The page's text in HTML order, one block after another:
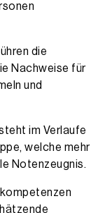
die
Nachweise für
und
im Verlaufe
welche mehr
Notenzeugnis.